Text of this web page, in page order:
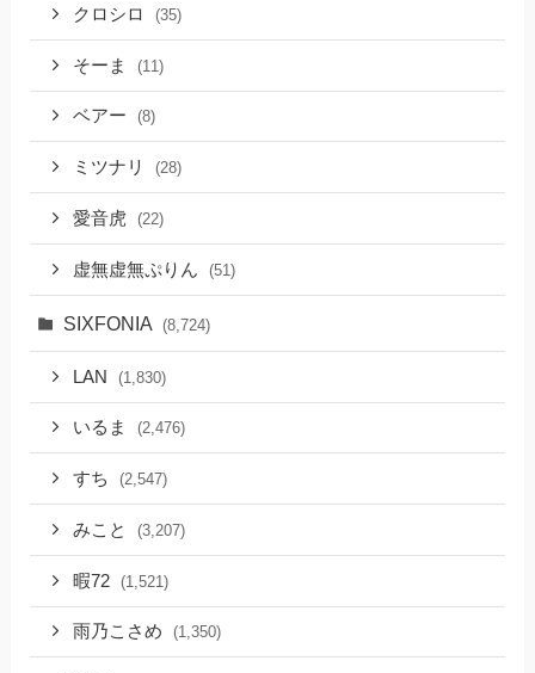
クロシロ (35)
そーま (11)
ベアー (8)
ミツナリ (28)
愛音虎 (22)
虚無虚無ぷりん (51)
SIXFONIA (8,724)
LAN (1,830)
いるま (2,476)
すち (2,547)
みこと (3,207)
暇72 (1,521)
雨乃こさめ (1,350)